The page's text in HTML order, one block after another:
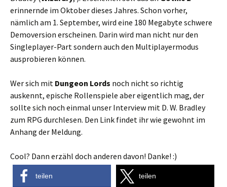
erinnernde im Oktober dieses Jahres. Schon vorher,
nämlich am 1. September, wird eine 180 Megabyte schwere
Demoversion erscheinen. Darin wird man nicht nur den
Singleplayer-Part sondern auch den Multiplayermodus
ausprobieren können.
Wer sich mit Dungeon Lords noch nicht so richtig
auskennt, epische Rollenspiele aber eigentlich mag, der
sollte sich noch einmal unser Interview mit D. W. Bradley
zum RPG durchlesen. Den Link findet ihr wie gewohnt im
Anhang der Meldung.
Cool? Dann erzähl doch anderen davon! Danke! :)
teilen teilen